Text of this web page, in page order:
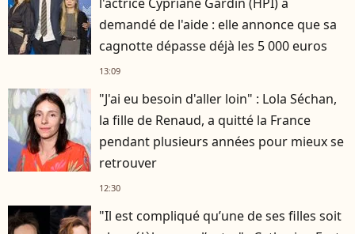
demandé de l'aide : elle annonce que sa
cagnotte dépasse déjà les 5 000 euros
13:09
"J'ai eu besoin d'aller loin" : Lola Séchan,
la fille de Renaud, a quitté la France
pendant plusieurs années pour mieux se
retrouver
12:30
"Il est compliqué qu’une de ses filles soit